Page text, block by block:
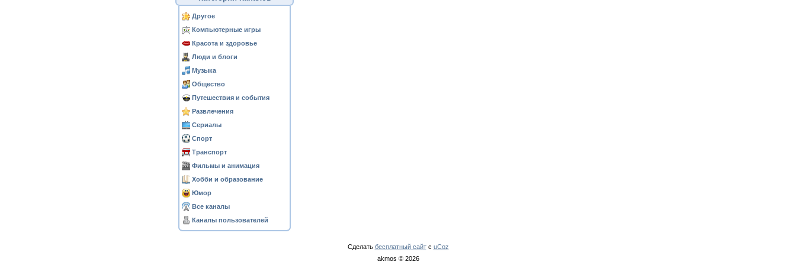
Другое
Компьютерные игры
Красота и здоровье
Люди и блоги
Музыка
Общество
Путешествия и события
Развлечения
Сериалы
Спорт
Транспорт
Фильмы и анимация
Хобби и образование
Юмор
Все каналы
Каналы пользователей
Сделать бесплатный сайтс uCoz
akmos © 2026